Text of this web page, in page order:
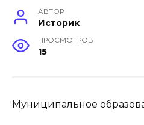
АВТОР
Историк
ПРОСМОТРОВ
15
Муниципальное